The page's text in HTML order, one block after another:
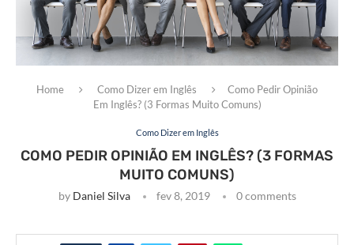
Home Como Dizer em Inglês
Como Pedir Opinião
Em Inglês? (3 Formas Muito Comuns)
Como Dizer em Inglês
COMO PEDIR OPINIÃO EM INGLÊS? (3 FORMAS
MUITO COMUNS)
by Daniel Silva fev 8, 2019 0 comments